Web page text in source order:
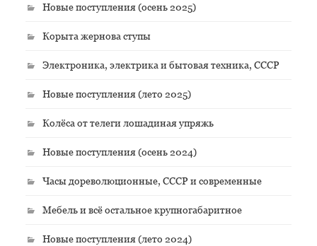
Новые поступления (осень 2025)
Корыта жернова ступы
Электроника, электрика и бытовая техника, СССР
Новые поступления (лето 2025)
Колёса от телеги лошадиная упряжь
Новые поступления (осень 2024)
Часы дореволюционные, СССР и современные
Мебель и всё остальное крупногабаритное
Новые поступления (лето 2024)